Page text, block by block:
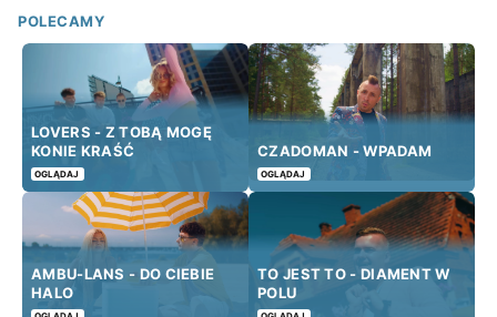
POLECAMY
LOVERS - Z TOBĄ MOGĘ
KONIE KRAŚĆ
OGLĄDAJ
CZADOMAN - WPADAM
OGLĄDAJ
AMBU-LANS - DO CIEBIE
HALO
TO JEST TO - DIAMENT W
POLU